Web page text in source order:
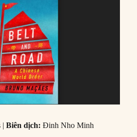
|Biên dịch:Đinh Nho Minh